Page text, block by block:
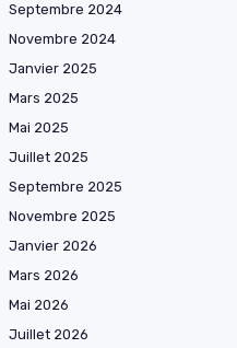
Septembre 2024
Novembre 2024
Janvier 2025
Mars 2025
Mai 2025
Juillet 2025
Septembre 2025
Novembre 2025
Janvier 2026
Mars 2026
Mai 2026
Juillet 2026